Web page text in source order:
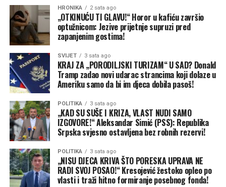
HRONIKA 2 sata ago
„OTKINUĆU TI GLAVU!“ Horor u kafiću završio
optužnicom: Jezive prijetnje supruzi pred
zapanjenim gostima!
SVIJET 3 sata ago
KRAJ ZA „PORODILJSKI TURIZAM“ U SAD? Donald
Tramp zadao novi udarac strancima koji dolaze u
Ameriku samo da bi im djeca dobila pasoš!
POLITIKA 3 sata ago
„KAD SU SUŠE I KRIZA, VLAST NUDI SAMO
IZGOVORE!“ Aleksandar Simić (PSS): Republika
Srpska svjesno ostavljena bez robnih rezervi!
POLITIKA 3 sata ago
„NISU DJECA KRIVA ŠTO PORESKA UPRAVA NE
RADI SVOJ POSAO!“ Kresojević žestoko opleo po
vlasti i traži hitno formiranje posebnog fonda!